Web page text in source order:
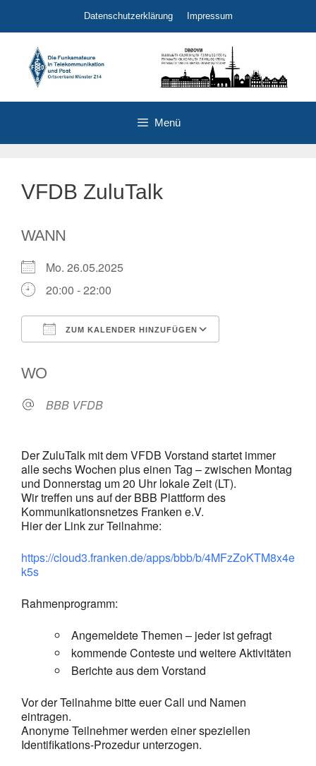
springen
Datenschutzerklärung Impressum
Menü
VFDB ZuluTalk
WANN
Mo. 26.05.2025
20:00 - 22:00
ZUM KALENDER HINZUFÜGEN
WO
BBB VFDB
Der ZuluTalk mit dem VFDB Vorstand startet immer
alle sechs Wochen plus einen Tag – zwischen Montag
und Donnerstag um 20 Uhr lokale Zeit (LT).
Wir treffen uns auf der BBB Plattform des
Kommunikationsnetzes Franken e.V.
Hier der Link zur Teilnahme:
https://cloud3.franken.de/apps/bbb/b/4MFzZoKTM8x4e
k5s
Rahmenprogramm:
Angemeldete Themen – jeder ist gefragt
kommende Conteste und weitere Aktivitäten
Berichte aus dem Vorstand
Vor der Teilnahme bitte euer Call und Namen
eintragen.
Anonyme Teilnehmer werden einer speziellen
Identifikations-Prozedur unterzogen.